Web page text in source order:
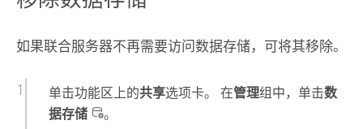
如果联合服务器不再需要访问数据存储，可将其移除。
单击功能区上的共享选项卡。 在管理组中，单击数
据存储
。